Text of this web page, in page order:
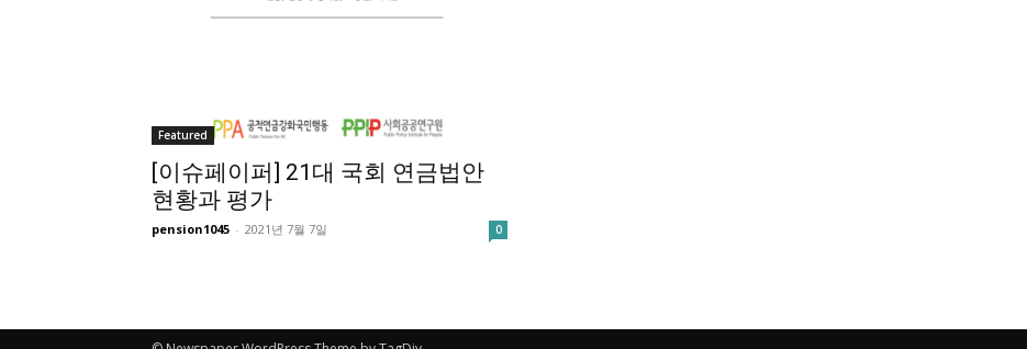
Featured
[이슈페이퍼] 21대 국회 연금법안
현황과 평가
pension1045 - 2021년 7월 7일 0